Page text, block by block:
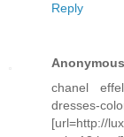
Reply
Anonymous
chanel
[url=http://